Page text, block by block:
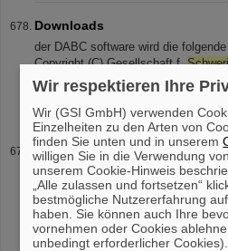
Downloads
der DABC software wird die
Copyright (C) Gesellschaft f.
Planckstr. 1 64291 Darmstadt
software; you can redistribute
Projekt
Datenformat für Event I/O Release
Konsolidierung und Anpassung an
Release v5.2 9. Januar 2017 GUI
Konsolidierung und Bugfixes
Wir respektieren Ihre
Wir (GSI GmbH) verwenden
Einzelheiten zu den Arten von
finden Sie unten und in unserem
willigen Sie in die Verwendung
unserem Cookie-Hinweis
„Alle zulassen und fortsetzen“
bestmögliche Nutzererfahrung
haben. Sie können auch Ihre
vornehmen oder Cookies
unbedingt erforderlicher Cookies).